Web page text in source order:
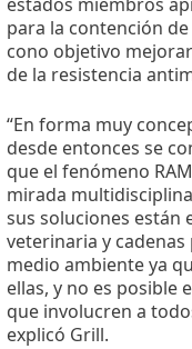
para la contención
cono objetivo
de la resistencia
“En forma muy
desde entonces se
que el fenómeno
mirada
sus soluciones están
veterinaria y
medio ambiente ya
ellas, y no es posible
que involucren a
explicó Grill.